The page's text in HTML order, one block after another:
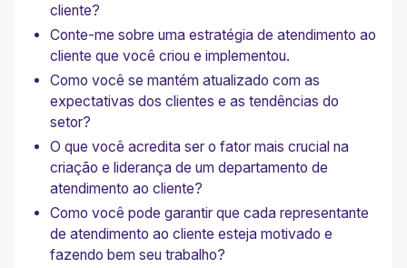
cliente?
Conte-me sobre uma estratégia de atendimento ao
cliente que você criou e implementou.
Como você se mantém atualizado com as
expectativas dos clientes e as tendências do
setor?
O que você acredita ser o fator mais crucial na
criação e liderança de um departamento de
atendimento ao cliente?
Como você pode garantir que cada representante
de atendimento ao cliente esteja motivado e
fazendo bem seu trabalho?